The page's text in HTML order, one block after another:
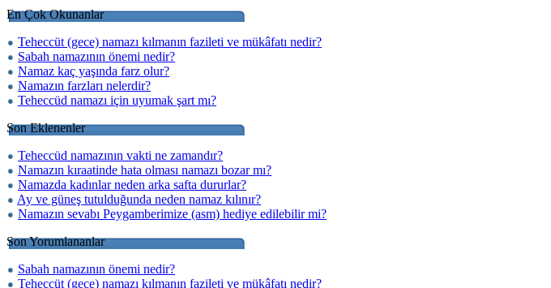
En Çok Okunanlar
Teheccüt (gece) namazı kılmanın fazileti ve mükâfatı nedir?
Sabah namazının önemi nedir?
Namaz kaç yaşında farz olur?
Namazın farzları nelerdir?
Teheccüd namazı için uyumak şart mı?
Son Eklenenler
Teheccüd namazının vakti ne zamandır?
Namazın kıraatinde hata olması namazı bozar mı?
Namazda kadınlar neden arka safta dururlar?
Ay ve güneş tutulduğunda neden namaz kılınır?
Namazın sevabı Peygamberimize (asm) hediye edilebilir mi?
Son Yorumlananlar
Sabah namazının önemi nedir?
Teheccüt (gece) namazı kılmanın fazileti ve mükâfatı nedir?